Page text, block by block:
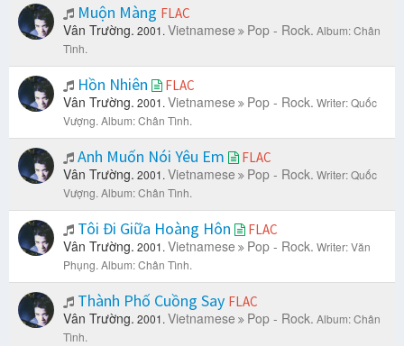
Muộn Màng FLAC
Vân Trường. 2001. Vietnamese Pop - Rock. Album: Chân
Tình.
Hồn Nhiên FLAC
Vân Trường. 2001. Vietnamese Pop - Rock. Writer: Quốc
Vượng. Album: Chân Tình.
Anh Muốn Nói Yêu Em FLAC
Vân Trường. 2001. Vietnamese Pop - Rock. Writer: Quốc
Vượng. Album: Chân Tình.
Tôi Đi Giữa Hoàng Hôn FLAC
Vân Trường. 2001. Vietnamese Pop - Rock. Writer: Văn
Phụng. Album: Chân Tình.
Thành Phố Cuồng Say FLAC
Vân Trường. 2001. Vietnamese Pop - Rock. Album: Chân
Tình.